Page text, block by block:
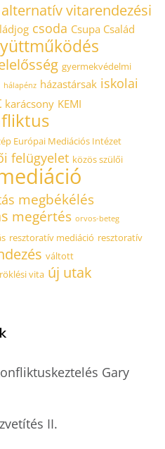
alternatív vitarendezési
csoda Csupa Család
gyermekvédelmi
hálapénz házastársak iskolai
karácsony KEMI
Európai Mediációs Intézet
felügyelet közös szülői
megbékélés
megértés orvos-beteg
resztoratív mediáció resztoratív
váltott
vita új utak
Gary
II.